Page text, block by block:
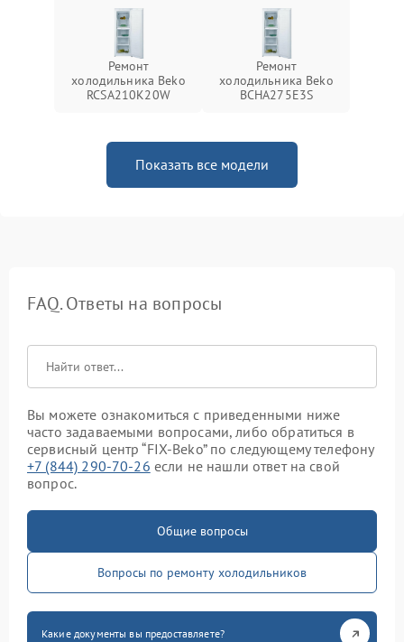
Ремонт
холодильника Beko
RCSA210K20W
Ремонт
холодильника Beko
BCHA275E3S
Показать все модели
FAQ. Ответы на вопросы
Вы можете ознакомиться с приведенными ниже
часто задаваемыми вопросами, либо обратиться в
сервисный центр “FIX-Beko” по следующему телефону
+7 (844) 290-70-26 если не нашли ответ на свой
вопрос.
Общие вопросы
Вопросы по ремонту холодильников
Какие документы вы предоставляете?